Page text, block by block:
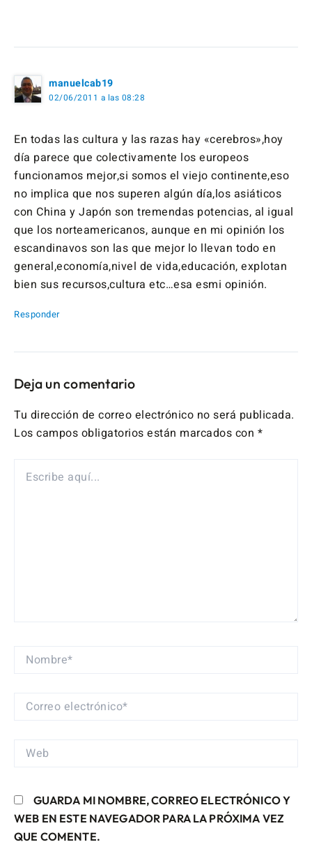
manuelcab19
02/06/2011 a las 08:28
En todas las cultura y las razas hay «cerebros»,hoy
día parece que colectivamente los europeos
funcionamos mejor,si somos el viejo continente,eso
no implica que nos superen algún día,los asiáticos
con China y Japón son tremendas potencias, al igual
que los norteamericanos, aunque en mi opinión los
escandinavos son las que mejor lo llevan todo en
general,economía,nivel de vida,educación, explotan
bien sus recursos,cultura etc…esa esmi opinión.
Responder
Deja un comentario
Tu dirección de correo electrónico no será publicada.
Los campos obligatorios están marcados con *
AQUÍ...
NOMBRE*
CORREO
WEB
GUARDA MI NOMBRE, CORREO ELECTRÓNICO Y
WEB EN ESTE NAVEGADOR PARA LA PRÓXIMA VEZ
QUE COMENTE.